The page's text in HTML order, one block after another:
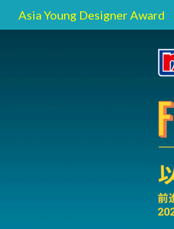
Asia Young Designer Award